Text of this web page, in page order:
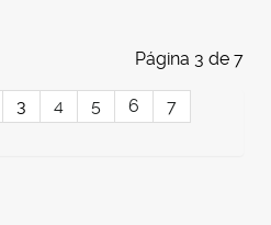
Página 3 de 7
3 4 5 6
7